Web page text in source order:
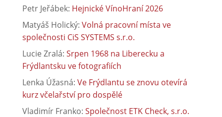
Petr Jeřábek: Hejnické VínoHraní 2026
Matyáš Holický: Volná pracovní místa ve
společnosti CiS SYSTEMS s.r.o.
Lucie Zralá: Srpen 1968 na Liberecku a
Frýdlantsku ve fotografiích
Lenka Úžasná: Ve Frýdlantu se znovu otevírá
kurz včelařství pro dospělé
Vladimír Franko: Společnost ETK Check, s.r.o.